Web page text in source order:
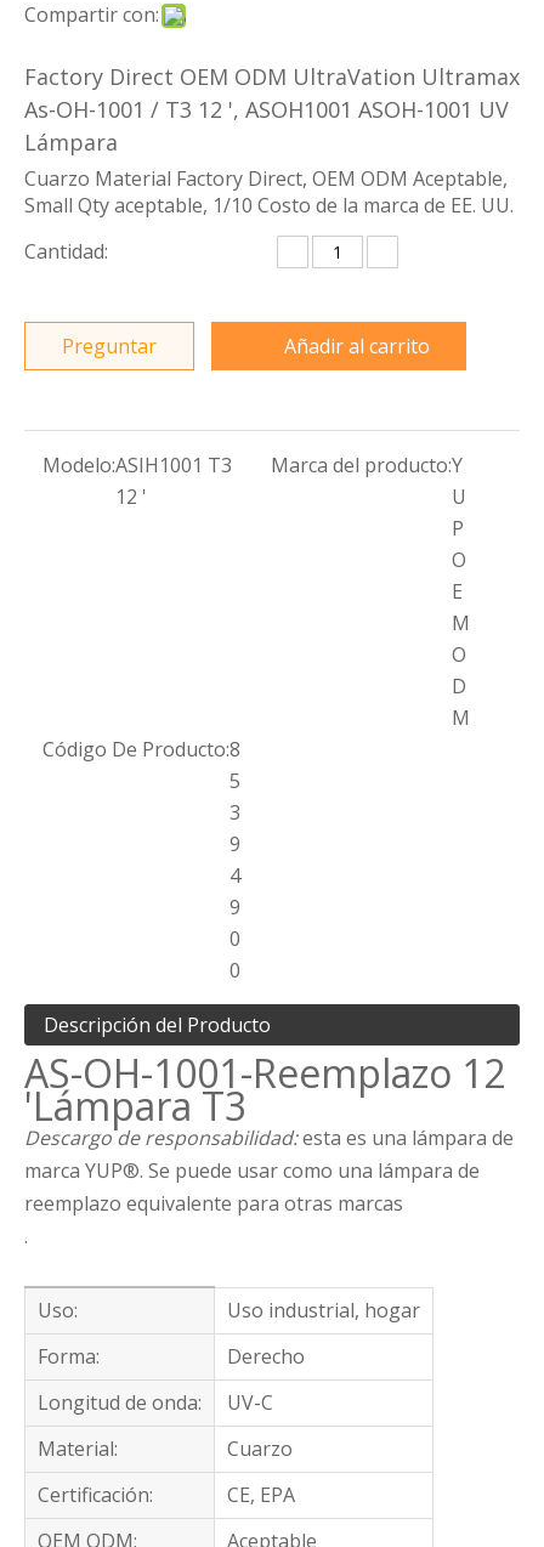
Compartir con:
Factory Direct OEM ODM UltraVation Ultramax
As-OH-1001 / T3 12 ', ASOH1001 ASOH-1001 UV
Lámpara
Cuarzo Material Factory Direct, OEM ODM Aceptable,
Small Qty aceptable, 1/10 Costo de la marca de EE. UU.
Cantidad:
Preguntar Añadir al carrito
Modelo:ASIH1001 T3
12 '
Marca del producto:Y
U
P
O
E
M
O
D
M
Código De Producto:8
5
3
9
4
9
0
0
Descripción del Producto
AS-OH-1001-Reemplazo 12
'Lámpara T3
Descargo de responsabilidad:esta es una lámpara de
marca YUP®. Se puede usar como una lámpara de
reemplazo equivalente para otras marcas
.
Uso:
Uso industrial, hogar
Forma:
Derecho
Longitud de onda:
UV-C
Material:
Cuarzo
Certificación:
CE, EPA
OEM ODM:
Aceptable